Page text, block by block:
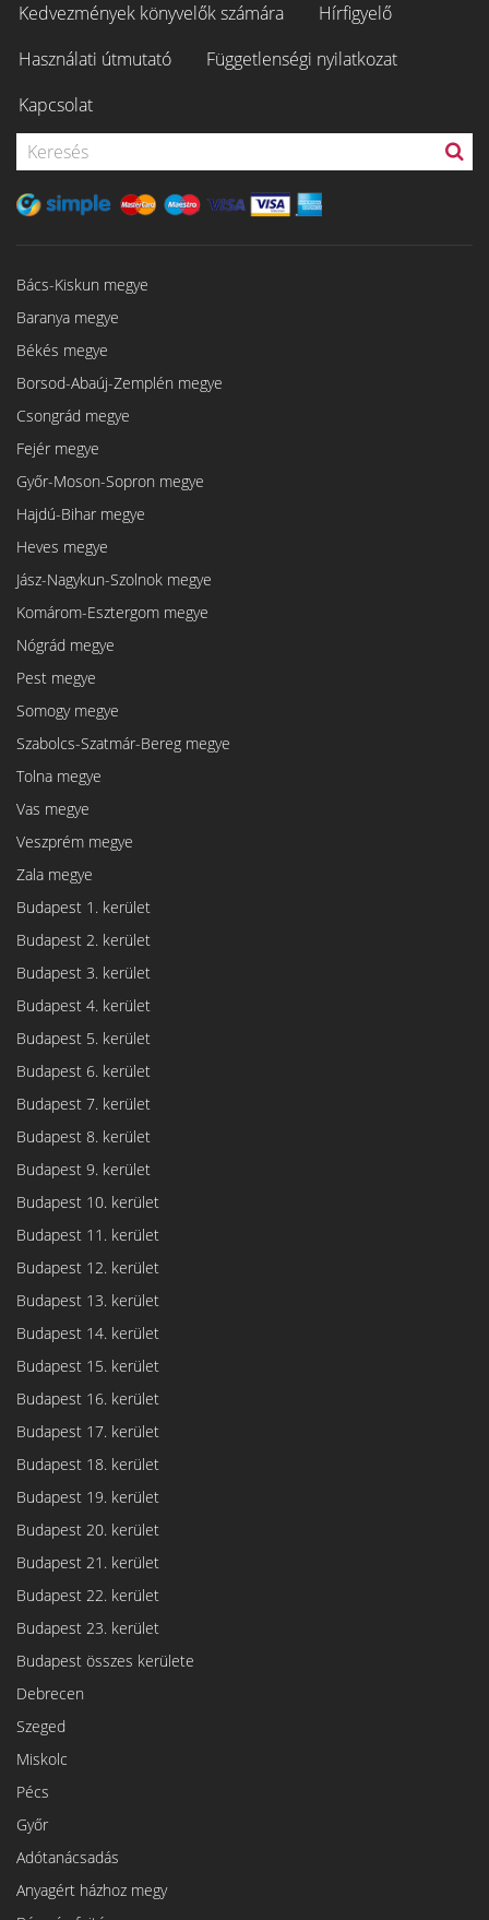
Kedvezmények könyvelők számára
Hírfigyelő
Használati útmutató
Függetlenségi nyilatkozat
Kapcsolat
Bács-Kiskun megye
Baranya megye
Békés megye
Borsod-Abaúj-Zemplén megye
Csongrád megye
Fejér megye
Győr-Moson-Sopron megye
Hajdú-Bihar megye
Heves megye
Jász-Nagykun-Szolnok megye
Komárom-Esztergom megye
Nógrád megye
Pest megye
Somogy megye
Szabolcs-Szatmár-Bereg megye
Tolna megye
Vas megye
Veszprém megye
Zala megye
Budapest 1. kerület
Budapest 2. kerület
Budapest 3. kerület
Budapest 4. kerület
Budapest 5. kerület
Budapest 6. kerület
Budapest 7. kerület
Budapest 8. kerület
Budapest 9. kerület
Budapest 10. kerület
Budapest 11. kerület
Budapest 12. kerület
Budapest 13. kerület
Budapest 14. kerület
Budapest 15. kerület
Budapest 16. kerület
Budapest 17. kerület
Budapest 18. kerület
Budapest 19. kerület
Budapest 20. kerület
Budapest 21. kerület
Budapest 22. kerület
Budapest 23. kerület
Budapest összes kerülete
Debrecen
Szeged
Miskolc
Pécs
Győr
Adótanácsadás
Anyagért házhoz megy